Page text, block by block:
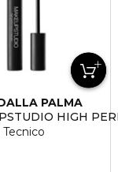
PALMA
HIGH
Tecnico